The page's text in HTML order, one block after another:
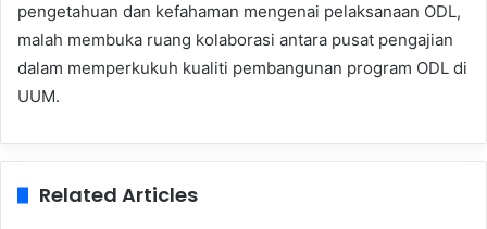
pengetahuan dan kefahaman mengenai pelaksanaan ODL,
malah membuka ruang kolaborasi antara pusat pengajian
dalam memperkukuh kualiti pembangunan program ODL di
UUM.
Related Articles